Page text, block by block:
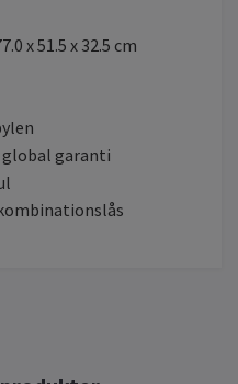
x 51.5 x 32.5 cm
global garanti